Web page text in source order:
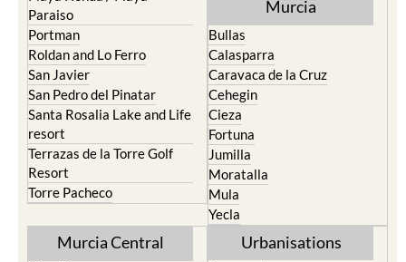
Pilar de la Horadada
Playa Honda / Playa
Paraiso
Portman
Roldan and Lo Ferro
San Javier
San Pedro del Pinatar
Santa Rosalia Lake and Life
resort
Terrazas de la Torre Golf
Resort
Torre Pacheco
North & North West
Bullas
Calasparra
Caravaca de la Cruz
Cehegin
Cieza
Fortuna
Jumilla
Moratalla
Mula